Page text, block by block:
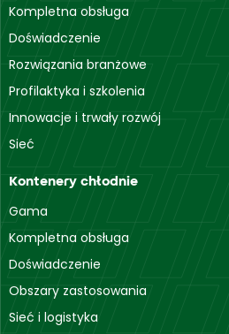
Kompletna obsługa
Doświadczenie
Rozwiązania branżowe
Profilaktyka i szkolenia
Innowacje i trwały rozwój
Sieć
Kontenery chłodnie
Gama
Kompletna obsługa
Doświadczenie
Obszary zastosowania
Sieć i logistyka